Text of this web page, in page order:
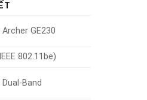
Archer GE230
802.11be)
Dual-Band